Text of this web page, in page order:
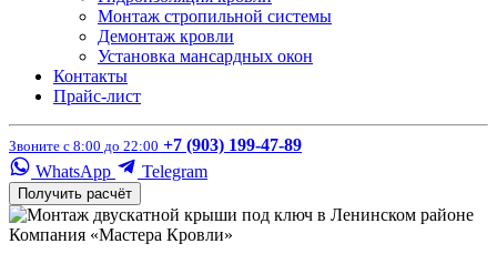
Монтаж стропильной системы
Демонтаж кровли
Установка мансардных окон
Контакты
Прайс-лист
Звоните с 8:00 до 22:00 +7 (903) 199-47-89
WhatsApp
Telegram
Получить расчёт
Компания «Мастера Кровли»